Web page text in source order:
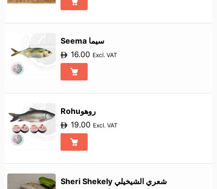
Seema سيما
16.00 Excl. VAT
Rohuروهو
19.00 Excl. VAT
Sheri Shekely شعري الشيخيلي